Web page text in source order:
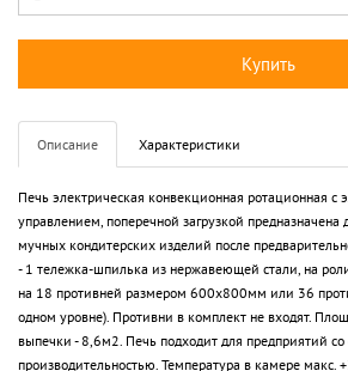
Купить
Описание Характеристики
Печь электрическая конвекционная ротационная с
управлением, поперечной загрузкой
мучных кондитерских изделий после
- 1 тележка-шпилька из нержавеющей стали, на
на 18 противней размером 600х800мм или 36
одном уровне). Противни в комплект не входят.
выпечки - 8,6м2. Печь подходит для предприятий
производительностью. Температура в камере макс.